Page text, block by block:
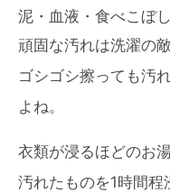
泥・血液・食べこぼ
頑固な汚れは洗濯の敵
ゴシゴシ擦っても汚
よね。
衣類が浸るほどのお
汚れたものを1時間程